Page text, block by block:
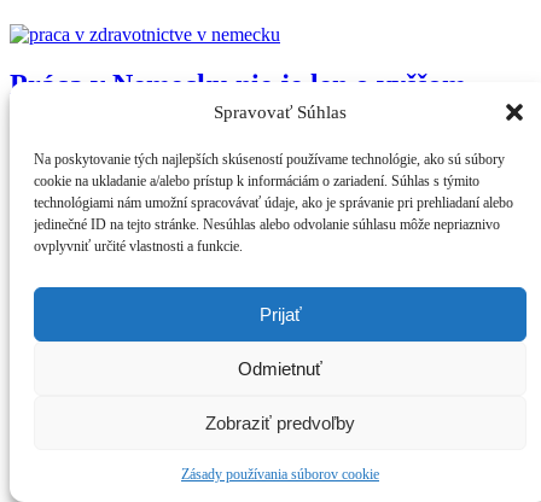
Spravovať Súhlas
Na poskytovanie tých najlepších skúseností používame technológie, ako sú súbory
cookie na ukladanie a/alebo prístup k informáciám o zariadení. Súhlas s týmito
technológiami nám umožní spracovávať údaje, ako je správanie pri prehliadaní alebo
jedinečné ID na tejto stránke. Nesúhlas alebo odvolanie súhlasu môže nepriaznivo
ovplyvniť určité vlastnosti a funkcie.
Prijať
Odmietnuť
Zobraziť predvoľby
Zásady používania súborov cookie
Práca v Nemecku nie je len o vyššom
Editor
Posted on 22 marca, 2025
No Comments
Pre mnohých Slovákov predstavuje práca v Nemecku lákavú
Zahraničná skúsenosť môže zásadne zmeniť váš
Read More„Práca v Nemecku nie je len o vyššom plate!“
Copyright © All rights reserved.